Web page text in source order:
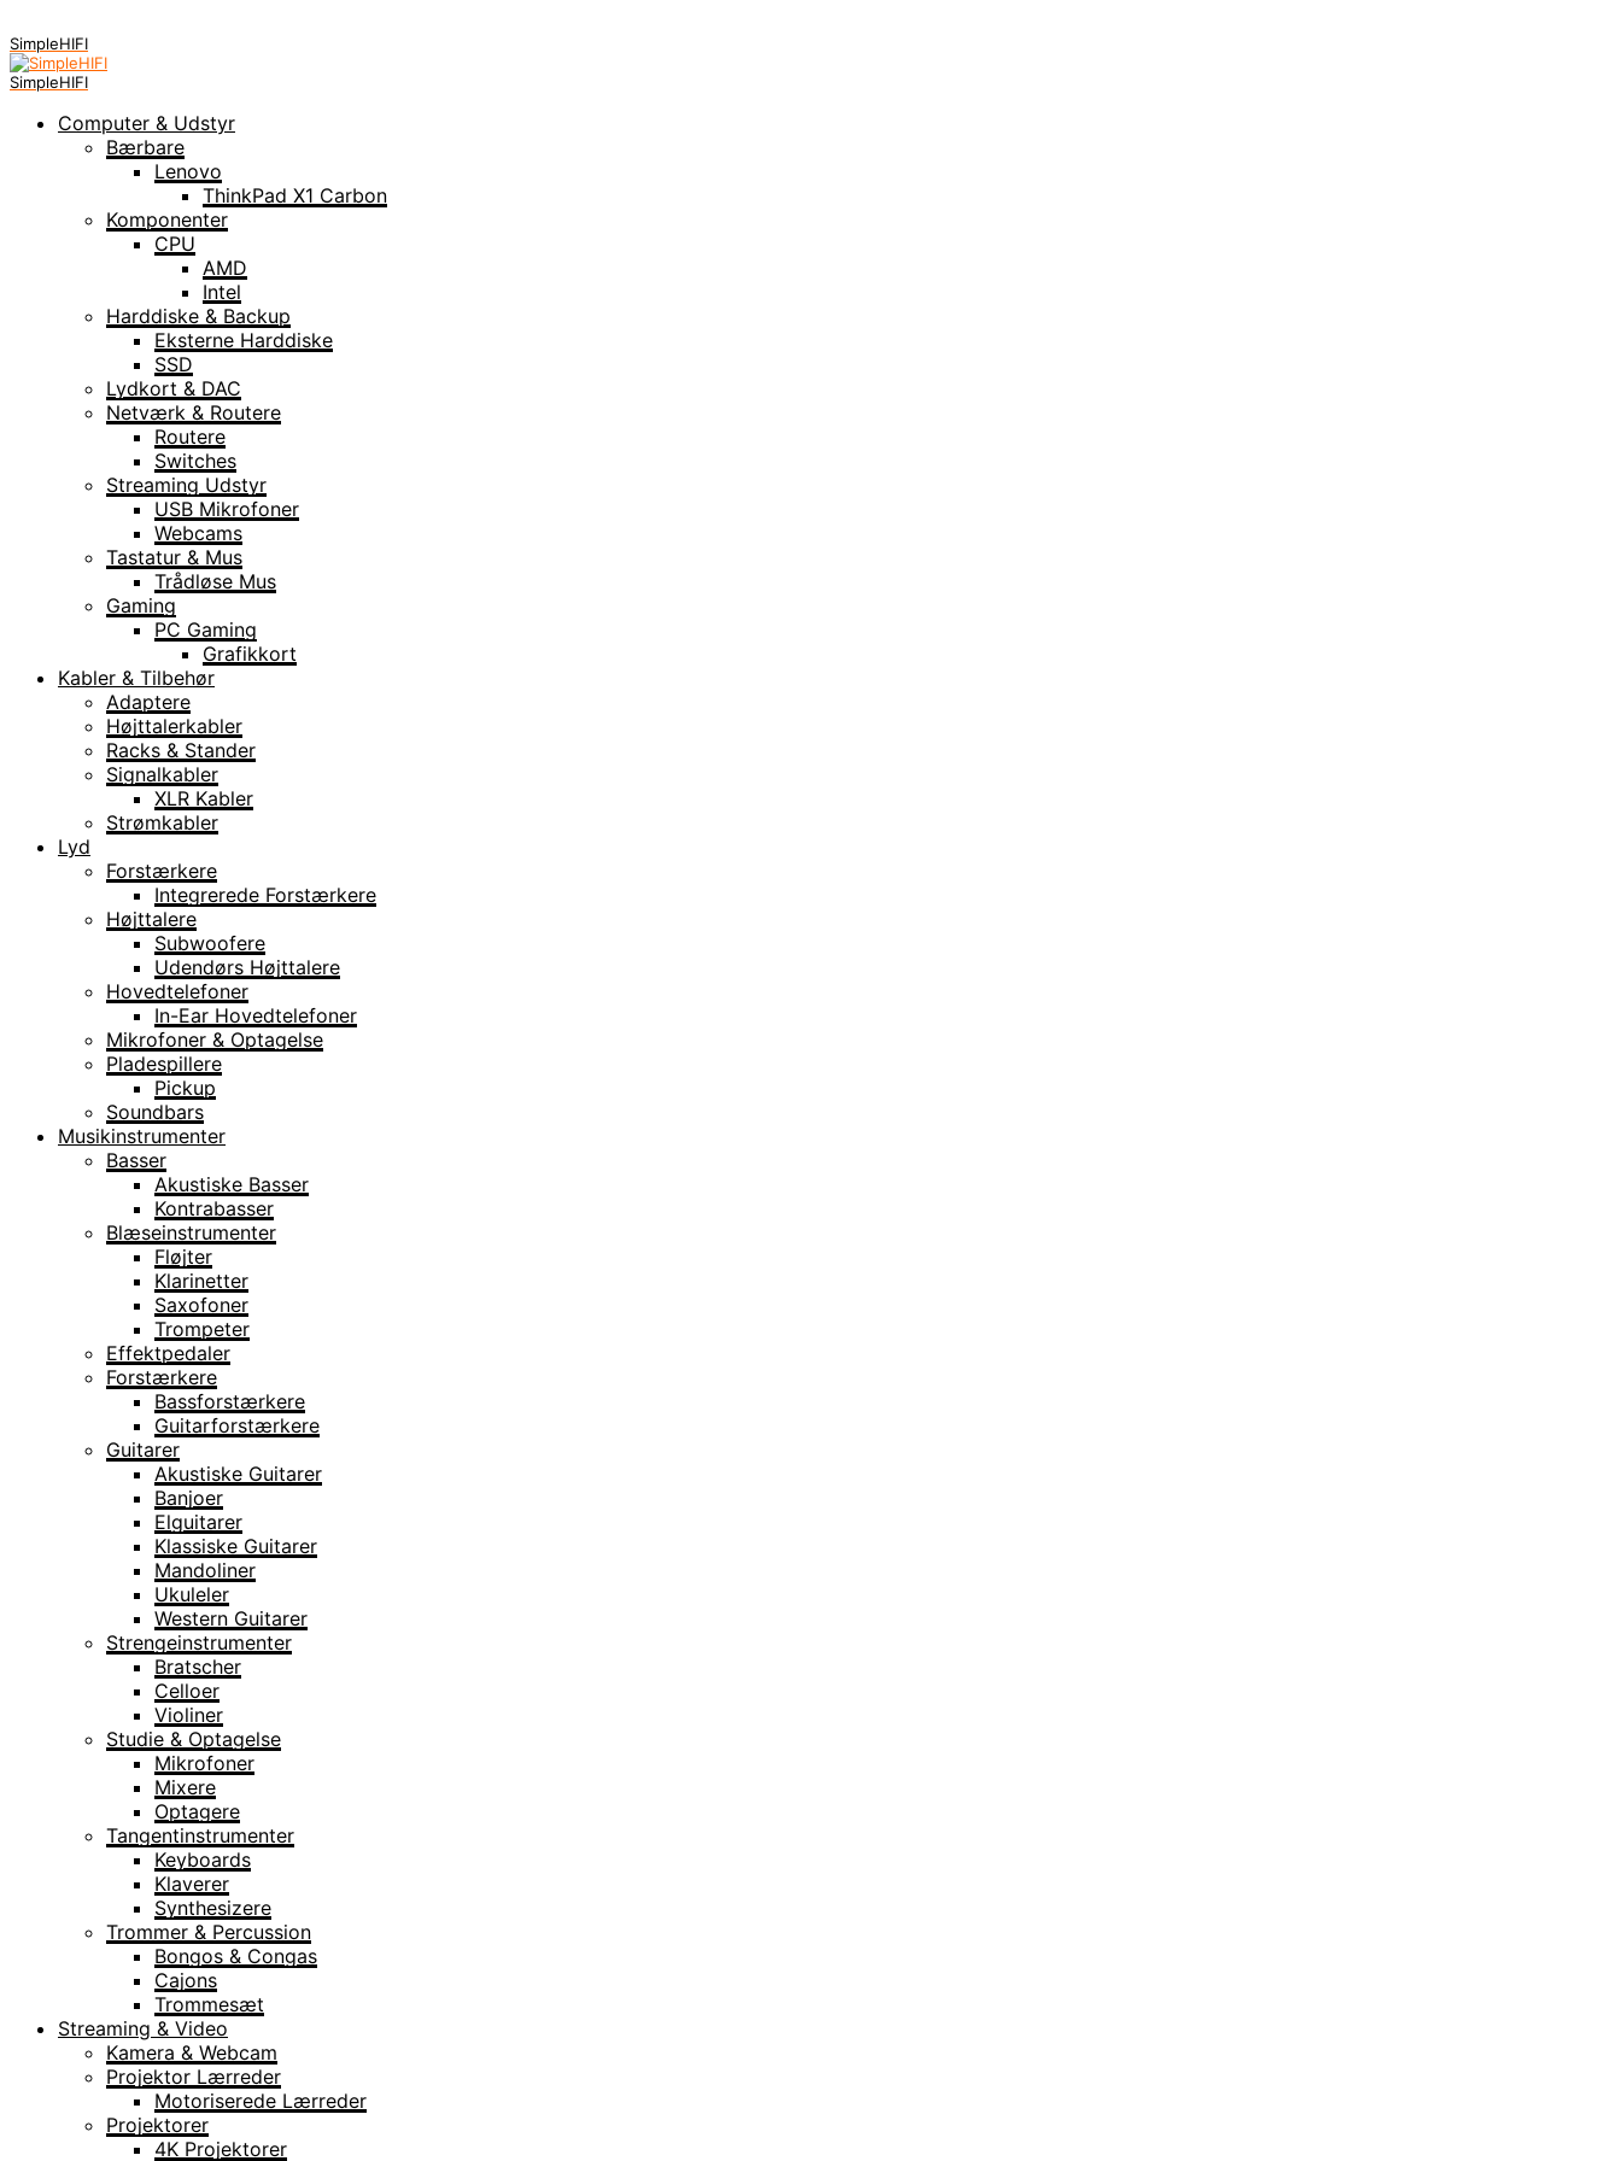
SimpleHIFI
SimpleHIFI
Computer & Udstyr
Bærbare
Lenovo
ThinkPad X1 Carbon
Komponenter
CPU
AMD
Intel
Harddiske & Backup
Eksterne Harddiske
SSD
Lydkort & DAC
Netværk & Routere
Routere
Switches
Streaming Udstyr
USB Mikrofoner
Webcams
Tastatur & Mus
Trådløse Mus
Gaming
PC Gaming
Grafikkort
Kabler & Tilbehør
Adaptere
Højttalerkabler
Racks & Stander
Signalkabler
XLR Kabler
Strømkabler
Lyd
Forstærkere
Integrerede Forstærkere
Højttalere
Subwoofere
Udendørs Højttalere
Hovedtelefoner
In-Ear Hovedtelefoner
Mikrofoner & Optagelse
Pladespillere
Pickup
Soundbars
Musikinstrumenter
Basser
Akustiske Basser
Kontrabasser
Blæseinstrumenter
Fløjter
Klarinetter
Saxofoner
Trompeter
Effektpedaler
Forstærkere
Bassforstærkere
Guitarforstærkere
Guitarer
Akustiske Guitarer
Banjoer
Elguitarer
Klassiske Guitarer
Mandoliner
Ukuleler
Western Guitarer
Strengeinstrumenter
Bratscher
Celloer
Violiner
Studie & Optagelse
Mikrofoner
Mixere
Optagere
Tangentinstrumenter
Keyboards
Klaverer
Synthesizere
Trommer & Percussion
Bongos & Congas
Cajons
Trommesæt
Streaming & Video
Kamera & Webcam
Projektor Lærreder
Motoriserede Lærreder
Projektorer
4K Projektorer